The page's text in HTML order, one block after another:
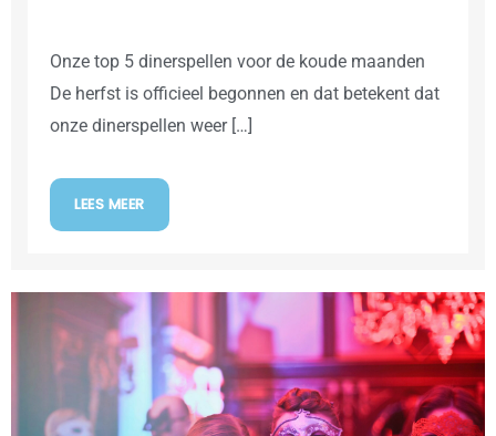
Onze top 5 dinerspellen voor de koude maanden
De herfst is officieel begonnen en dat betekent dat
onze dinerspellen weer […]
LEES MEER